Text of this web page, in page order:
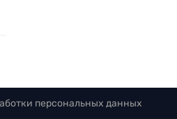
персональных данных